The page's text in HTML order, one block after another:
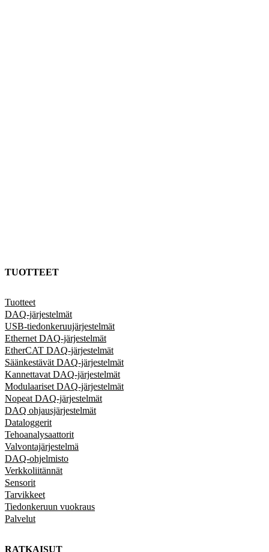
TUOTTEET
Tuotteet
DAQ-järjestelmät
USB-tiedonkeruujärjestelmät
Ethernet DAQ-järjestelmät
EtherCAT DAQ-järjestelmät
Säänkestävät DAQ-järjestelmät
Kannettavat DAQ-järjestelmät
Modulaariset DAQ-järjestelmät
Nopeat DAQ-järjestelmät
DAQ ohjausjärjestelmät
Dataloggerit
Tehoanalysaattorit
Valvontajärjestelmä
DAQ-ohjelmisto
Verkkoliitännät
Sensorit
Tarvikkeet
Tiedonkeruun vuokraus
Palvelut
RATKAISUT